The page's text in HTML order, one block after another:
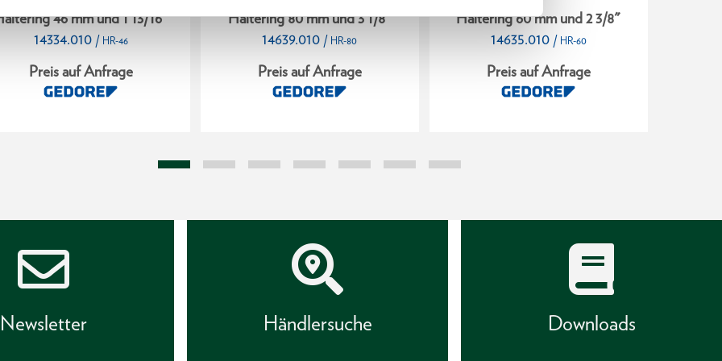
46 mm und 1 13/16"
14334.010 / HR-46
Preis auf Anfrage
Haltering 80 mm und 3 1/8"
14639.010 / HR-80
Preis auf Anfrage
Haltering 60 mm und 2 3/8"
14635.010 / HR-60
Preis auf Anfrage
Newsletter Händlersuche Downloads